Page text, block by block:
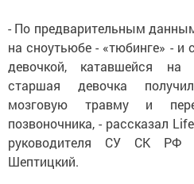
- По предварительным
на сноутьюбе - «тюбинге» - и
девочкой, катавшейся на
старшая девочка
мозговую травму и
позвоночника, - рассказал
руководителя СУ СК РФ
Шептицкий.